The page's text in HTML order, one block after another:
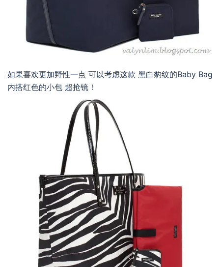
如果喜欢更加野性一点 可以考虑这款 黑白豹纹的Baby Bag
内搭红色的小包 超抢镜！